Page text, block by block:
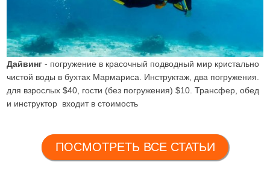
Дайвинг - погружение в красочный подводный мир кристально
чистой воды в бухтах Мармариса. Инструктаж, два погружения.
для взрослых $40, гости (без погружения) $10. Трансфер, обед
и инструктор входит в стоимость
ПОСМОТРЕТЬ ВСЕ СТАТЬИ